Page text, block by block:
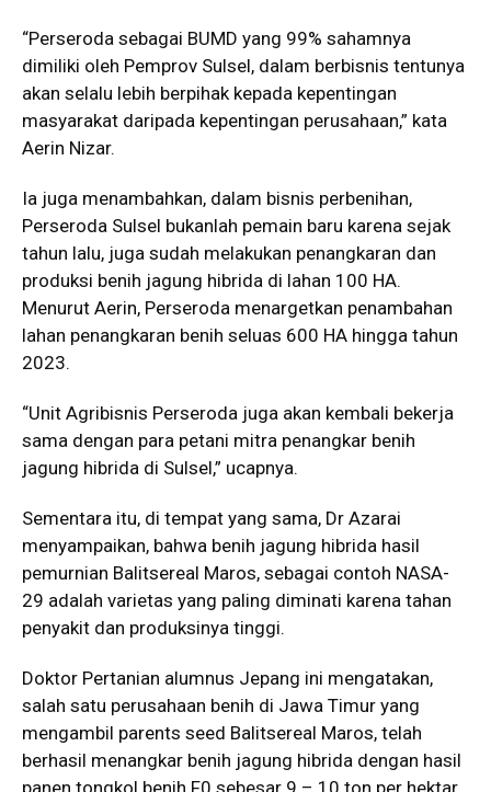
“Perseroda sebagai BUMD yang 99% sahamnya
dimiliki oleh Pemprov Sulsel, dalam berbisnis tentunya
akan selalu lebih berpihak kepada kepentingan
masyarakat daripada kepentingan perusahaan,” kata
Aerin Nizar.
Ia juga menambahkan, dalam bisnis perbenihan,
Perseroda Sulsel bukanlah pemain baru karena sejak
tahun lalu, juga sudah melakukan penangkaran dan
produksi benih jagung hibrida di lahan 100 HA.
Menurut Aerin, Perseroda menargetkan penambahan
lahan penangkaran benih seluas 600 HA hingga tahun
2023.
“Unit Agribisnis Perseroda juga akan kembali bekerja
sama dengan para petani mitra penangkar benih
jagung hibrida di Sulsel,” ucapnya.
Sementara itu, di tempat yang sama, Dr Azarai
menyampaikan, bahwa benih jagung hibrida hasil
pemurnian Balitsereal Maros, sebagai contoh NASA-
29 adalah varietas yang paling diminati karena tahan
penyakit dan produksinya tinggi.
Doktor Pertanian alumnus Jepang ini mengatakan,
salah satu perusahaan benih di Jawa Timur yang
mengambil parents seed Balitsereal Maros, telah
berhasil menangkar benih jagung hibrida dengan hasil
panen tongkol benih F0 sebesar 9 – 10 ton per hektar.